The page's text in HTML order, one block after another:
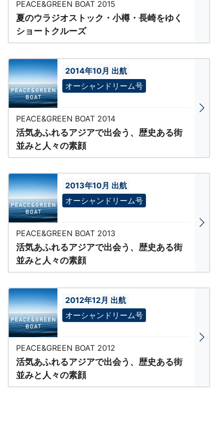
PEACE&GREEN BOAT 2015
夏のウラジオストック・小樽・長崎をゆく
ショートクルーズ
2014年10月 出航
オーシャンドリーム号
PEACE&GREEN BOAT 2014
活気あふれるアジアで出会う、歴史ある街
並みと人々の素顔
2013年10月 出航
オーシャンドリーム号
PEACE&GREEN BOAT 2013
活気あふれるアジアで出会う、歴史ある街
並みと人々の素顔
2012年12月 出航
オーシャンドリーム号
PEACE&GREEN BOAT 2012
活気あふれるアジアで出会う、歴史ある街
並みと人々の素顔